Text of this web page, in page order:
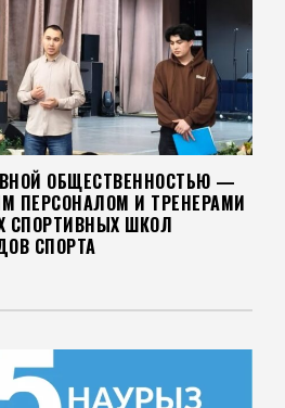
ОБЩЕСТВЕННОСТЬЮ —
ПЕРСОНАЛОМ И ТРЕНЕРАМИ
СПОРТИВНЫХ ШКОЛ
СПОРТА